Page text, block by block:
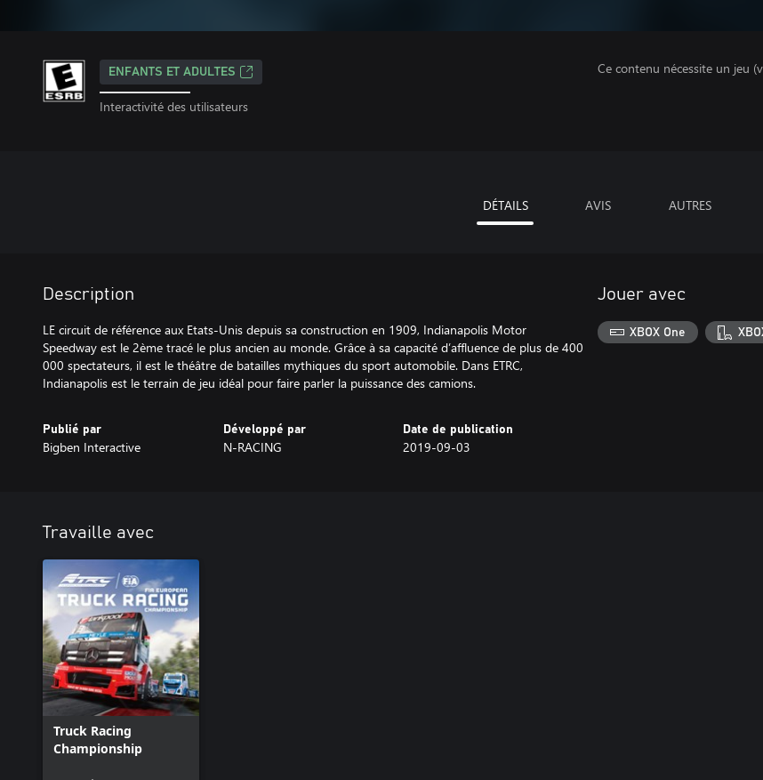
ENFANTS ET ADULTES
Interactivité des utilisateurs
Ce contenu nécessite un jeu
DÉTAILS AVIS AUTRES
Description
LE circuit de référence aux Etats-Unis depuis sa construction en 1909, Indianapolis Motor
Speedway est le 2ème tracé le plus ancien au monde. Grâce à sa capacité d’affluence de plus de 400
000 spectateurs, il est le théâtre de batailles mythiques du sport automobile. Dans ETRC,
Indianapolis est le terrain de jeu idéal pour faire parler la puissance des camions.
Publié par
Bigben Interactive
Développé par
N-RACING
Date de publication
2019-09-03
Jouer avec
XBOX One
Travaille avec
Truck Racing
Championship